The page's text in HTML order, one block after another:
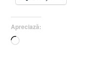
Apreciază:
Încarc...